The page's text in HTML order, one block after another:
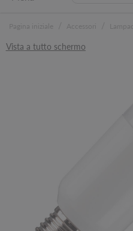
Vista a tutto schermo